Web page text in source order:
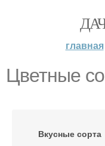
главная
Цветные
Вкусные сорта